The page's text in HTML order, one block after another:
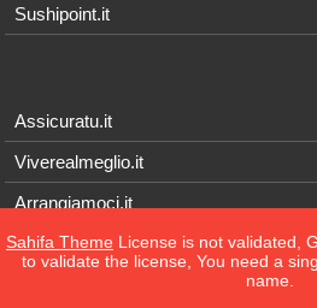
Sushipoint.it
Assicuratu.it
Viverealmeglio.it
Arrangiamoci.it
Tecnichef.it
Sahifa Theme License is not validated,
to validate the license, You need a
name.